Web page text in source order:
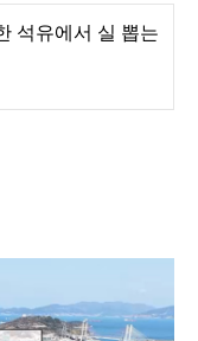
석유에서 실 뽑는